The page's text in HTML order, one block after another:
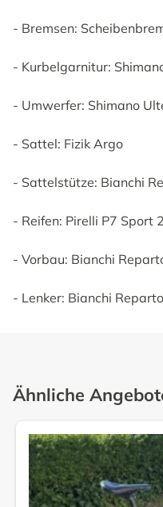
- Bremsen:
- Kurbelgarnitur:
- Umwerfer: Shimano
- Sattel: Fizik Argo
- Sattelstütze: Bianchi
- Reifen: Pirelli P7 Sport
- Vorbau: Bianchi
- Lenker: Bianchi
Ähnliche